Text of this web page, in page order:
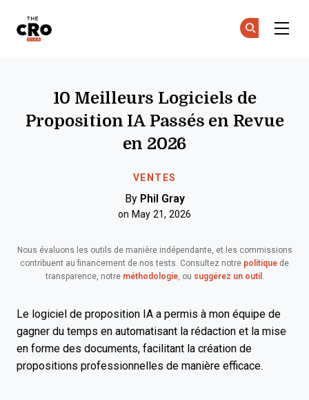
VENTES
10 Meilleurs Logiciels de
Proposition IA Passés en Revue
en 2026
By Phil Gray
on May 21, 2026
Nous évaluons les outils de manière indépendante, et les commissions
contribuent au financement de nos tests. Consultez notre politique de
transparence, notre méthodologie, ou suggérez un outil .
Le logiciel de proposition IA a permis à mon équipe de
gagner du temps en automatisant la rédaction et la mise
en forme des documents, facilitant la création de
propositions professionnelles de manière efficace.